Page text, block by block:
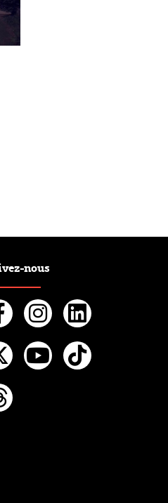
nous
Instagram
Linkedin